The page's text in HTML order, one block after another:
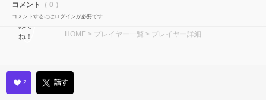
コメント （ 0 ）
コメントするにはログインが必要です
HOME > プレイヤー一覧 > プレイヤー詳細
2 話す